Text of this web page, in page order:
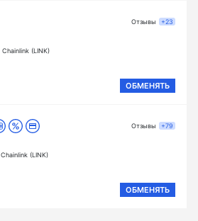
Chainlink (LINK)
ОБМЕНЯТЬ
Отзывы +23
Chainlink (LINK)
ОБМЕНЯТЬ
Отзывы +79